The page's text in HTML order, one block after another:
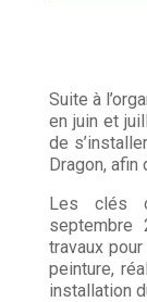
Suite à
en juin et
de
Dragon, afin
Les clés
septembre
travaux
peinture,
installation